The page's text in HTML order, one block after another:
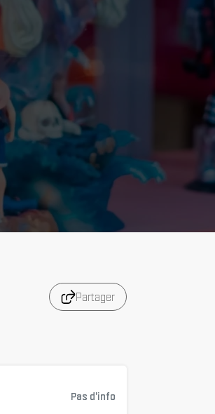
Partager
Pas d'info